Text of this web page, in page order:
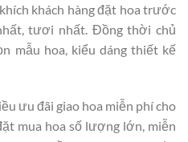
khách hàng đặt hoa trước
tươi nhất. Đồng thời chủ
mẫu hoa, kiểu dáng thiết kế
ưu đãi giao hoa miễn phí cho
mua hoa số lượng lớn, miễn